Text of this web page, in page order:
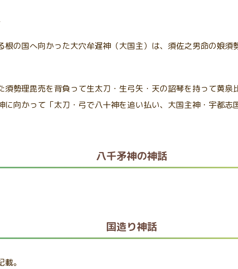
の国へ向かった大穴牟遅神（大国主）は、須佐之男命の娘須
勢理毘売を背負って生太刀・生弓矢・天の詔琴を持って黄泉
向かって「太刀・弓で八十神を追い払い、大国主神・宇都
八千矛神の神話
国造り神話
。